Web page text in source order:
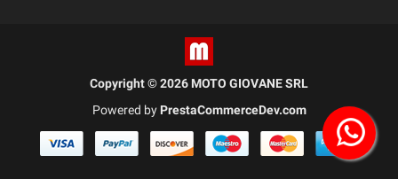
Copyright © 2026 MOTO GIOVANE SRL
Powered by PrestaCommerceDev.com